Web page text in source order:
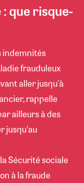
que risque-
indemnités
frauduleux
aller jusqu'à
rappelle
ailleurs à des
jusqu'au
Sécurité sociale
à la fraude